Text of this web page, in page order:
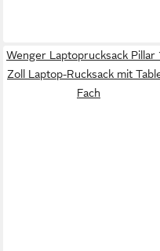
Wenger Laptoprucksack Pillar
Zoll Laptop-Rucksack mit
Fach